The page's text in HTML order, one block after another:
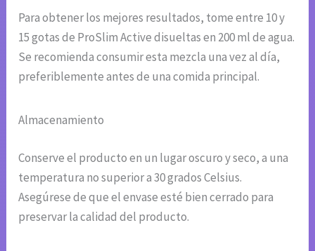
Para obtener los mejores resultados, tome entre 10 y
15 gotas de ProSlim Active disueltas en 200 ml de agua.
Se recomienda consumir esta mezcla una vez al día,
preferiblemente antes de una comida principal.
Almacenamiento
Conserve el producto en un lugar oscuro y seco, a una
temperatura no superior a 30 grados Celsius.
Asegúrese de que el envase esté bien cerrado para
preservar la calidad del producto.